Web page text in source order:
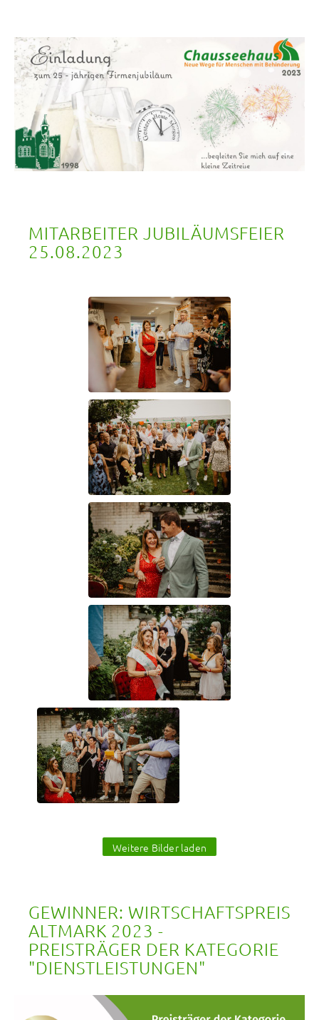
MITARBEITER JUBILÄUMSFEIER
25.08.2023
Weitere Bilder laden
GEWINNER: WIRTSCHAFTSPREIS
ALTMARK 2023 -
PREISTRÄGER DER KATEGORIE
"DIENSTLEISTUNGEN"